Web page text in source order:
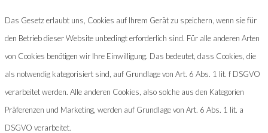
Das Gesetz erlaubt uns, Cookies auf Ihrem Gerät zu speichern, wenn sie für
den Betrieb dieser Website unbedingt erforderlich sind. Für alle anderen Arten
von Cookies benötigen wir Ihre Einwilligung. Das bedeutet, dass Cookies, die
als notwendig kategorisiert sind, auf Grundlage von Art. 6 Abs. 1 lit. f DSGVO
verarbeitet werden. Alle anderen Cookies, also solche aus den Kategorien
Präferenzen und Marketing, werden auf Grundlage von Art. 6 Abs. 1 lit. a
DSGVO verarbeitet.